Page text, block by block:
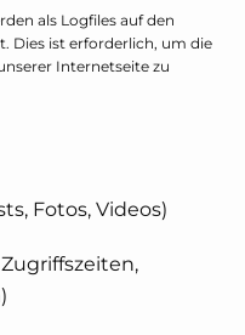
als Logfiles auf den
Dies ist erforderlich, um die
Internetseite zu
Fotos, Videos)